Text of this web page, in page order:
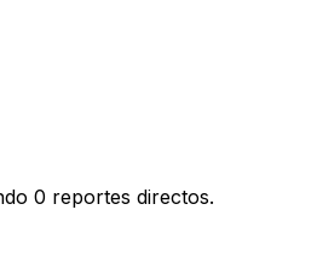
0 reportes directos.